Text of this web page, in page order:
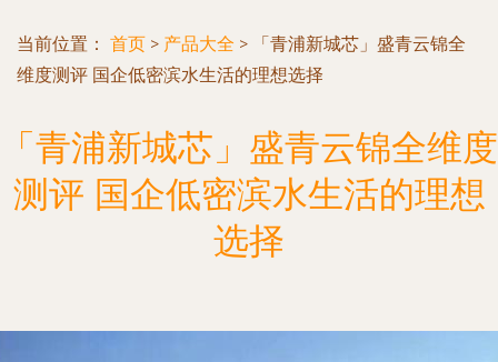
当前位置： 首页 > 产品大全 >
「青浦新城芯」盛青云锦全
维度测评 国企低密滨水生活的理想选择
「青浦新城芯」盛青云锦全维度
测评 国企低密滨水生活的理想
选择